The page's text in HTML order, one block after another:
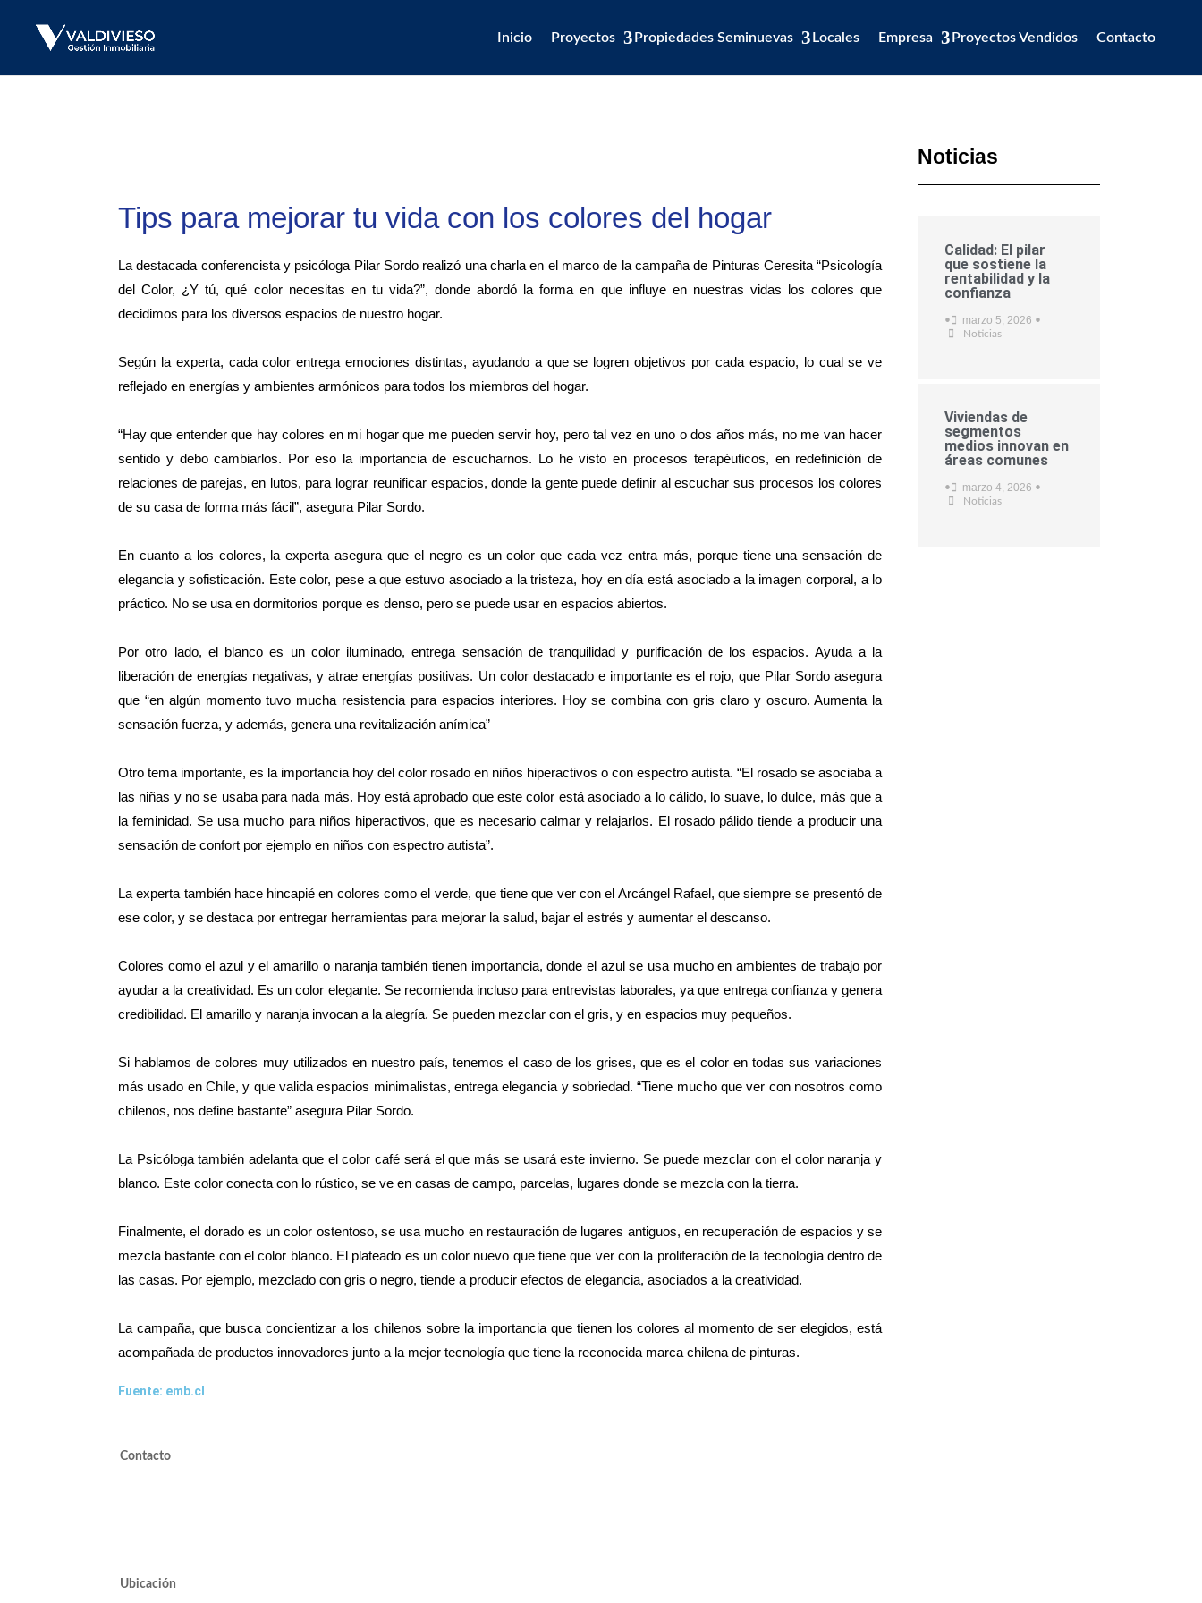
Inicio Proyectos Propiedades Seminuevas Locales Empresa Proyectos Vendidos Contacto
Tips para mejorar tu vida con los colores del hogar
La destacada conferencista y psicóloga Pilar Sordo realizó una charla en el marco de la campaña de Pinturas Ceresita “Psicología
del Color, ¿Y tú, qué color necesitas en tu vida?”, donde abordó la forma en que influye en nuestras vidas los colores que
decidimos para los diversos espacios de nuestro hogar.
Según la experta, cada color entrega emociones distintas, ayudando a que se logren objetivos por cada espacio, lo cual se ve
reflejado en energías y ambientes armónicos para todos los miembros del hogar.
“Hay que entender que hay colores en mi hogar que me pueden servir hoy, pero tal vez en uno o dos años más, no me van hacer
sentido y debo cambiarlos. Por eso la importancia de escucharnos. Lo he visto en procesos terapéuticos, en redefinición de
relaciones de parejas, en lutos, para lograr reunificar espacios, donde la gente puede definir al escuchar sus procesos los colores
de su casa de forma más fácil”, asegura Pilar Sordo.
En cuanto a los colores, la experta asegura que el negro es un color que cada vez entra más, porque tiene una sensación de
elegancia y sofisticación. Este color, pese a que estuvo asociado a la tristeza, hoy en día está asociado a la imagen corporal, a lo
práctico. No se usa en dormitorios porque es denso, pero se puede usar en espacios abiertos.
Por otro lado, el blanco es un color iluminado, entrega sensación de tranquilidad y purificación de los espacios. Ayuda a la
liberación de energías negativas, y atrae energías positivas. Un color destacado e importante es el rojo, que Pilar Sordo asegura
que “en algún momento tuvo mucha resistencia para espacios interiores. Hoy se combina con gris claro y oscuro. Aumenta la
sensación fuerza, y además, genera una revitalización anímica”
Otro tema importante, es la importancia hoy del color rosado en niños hiperactivos o con espectro autista. “El rosado se asociaba a
las niñas y no se usaba para nada más. Hoy está aprobado que este color está asociado a lo cálido, lo suave, lo dulce, más que a
la feminidad. Se usa mucho para niños hiperactivos, que es necesario calmar y relajarlos. El rosado pálido tiende a producir una
sensación de confort por ejemplo en niños con espectro autista”.
La experta también hace hincapié en colores como el verde, que tiene que ver con el Arcángel Rafael, que siempre se presentó de
ese color, y se destaca por entregar herramientas para mejorar la salud, bajar el estrés y aumentar el descanso.
Colores como el azul y el amarillo o naranja también tienen importancia, donde el azul se usa mucho en ambientes de trabajo por
ayudar a la creatividad. Es un color elegante. Se recomienda incluso para entrevistas laborales, ya que entrega confianza y genera
credibilidad. El amarillo y naranja invocan a la alegría. Se pueden mezclar con el gris, y en espacios muy pequeños.
Si hablamos de colores muy utilizados en nuestro país, tenemos el caso de los grises, que es el color en todas sus variaciones
más usado en Chile, y que valida espacios minimalistas, entrega elegancia y sobriedad. “Tiene mucho que ver con nosotros como
chilenos, nos define bastante” asegura Pilar Sordo.
La Psicóloga también adelanta que el color café será el que más se usará este invierno. Se puede mezclar con el color naranja y
blanco. Este color conecta con lo rústico, se ve en casas de campo, parcelas, lugares donde se mezcla con la tierra.
Finalmente, el dorado es un color ostentoso, se usa mucho en restauración de lugares antiguos, en recuperación de espacios y se
mezcla bastante con el color blanco. El plateado es un color nuevo que tiene que ver con la proliferación de la tecnología dentro de
las casas. Por ejemplo, mezclado con gris o negro, tiende a producir efectos de elegancia, asociados a la creatividad.
La campaña, que busca concientizar a los chilenos sobre la importancia que tienen los colores al momento de ser elegidos, está
acompañada de productos innovadores junto a la mejor tecnología que tiene la reconocida marca chilena de pinturas.
Fuente: emb.cl
Noticias
Calidad: El pilar
que sostiene la
rentabilidad y la
confianza
• marzo 5, 2026 •
Noticias
Viviendas de
segmentos
medios innovan en
áreas comunes
• marzo 4, 2026 •
Noticias
Contacto
Ubicación